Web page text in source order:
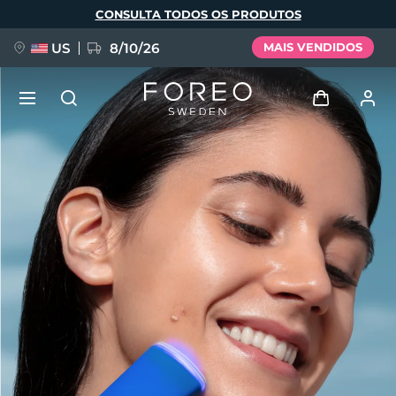
principal
CONSULTA TODOS OS PRODUTOS
US 8/10/26 MAIS VENDIDOS
Entrar
Perfil de usuário
Meus aparelhos
Meus pedidos
Meus endereços
As minhas subscrições
NOVIDADE
FAQ™ Pure Beauty-Tech Elixir
BREAKING NEWS
issa™ Teeth Whitening Set
Idioma
English Deutsch
Español
Français
Português
Polski
Русский
Türkçe
简体中文 繁體中文